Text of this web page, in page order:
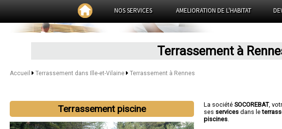
NOS SERVICES AMELIORATION DE L'HABITAT
Terrassement à
Accueil Terrassement dans Ille-et-Vilaine Terrassement à Rennes
Terrassement piscine La sociétéSOCOREBAT,
ses services dans le
piscines.